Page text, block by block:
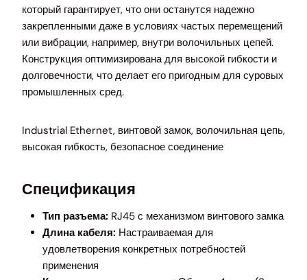
который гарантирует, что они останутся надежно
закрепленными даже в условиях частых перемещений
или вибрации, например, внутри волочильных цепей.
Конструкция оптимизирована для высокой гибкости и
долговечности, что делает его пригодным для суровых
промышленных сред.
Industrial Ethernet, винтовой замок, волочильная цепь,
высокая гибкость, безопасное соединение
Спецификация
Тип разъема: RJ45 с механизмом винтового замка
Длина кабеля: Настраиваемая для
удовлетворения конкретных потребностей
применения